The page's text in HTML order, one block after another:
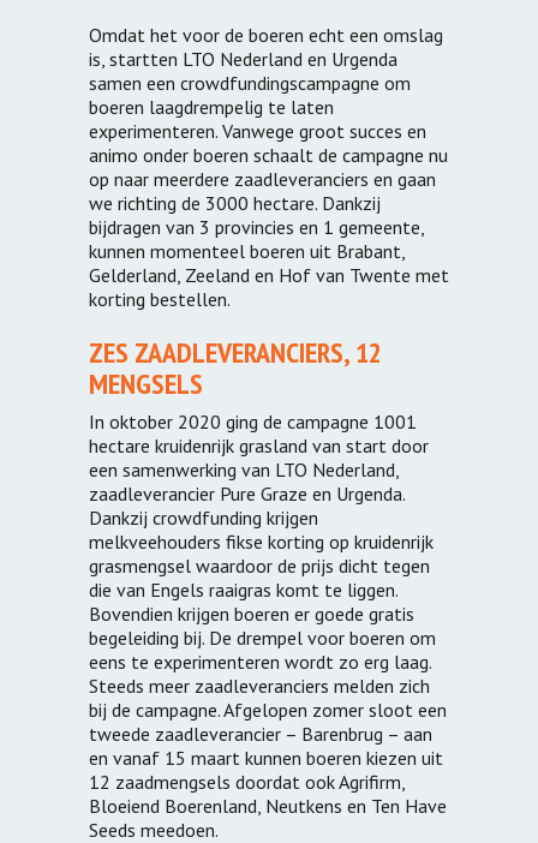
Omdat het voor de boeren echt een omslag
is, startten LTO Nederland en Urgenda
samen een crowdfundingscampagne om
boeren laagdrempelig te laten
experimenteren. Vanwege groot succes en
animo onder boeren schaalt de campagne nu
op naar meerdere zaadleveranciers en gaan
we richting de 3000 hectare. Dankzij
bijdragen van 3 provincies en 1 gemeente,
kunnen momenteel boeren uit Brabant,
Gelderland, Zeeland en Hof van Twente met
korting bestellen.
ZES ZAADLEVERANCIERS, 12
MENGSELS
In oktober 2020 ging de campagne 1001
hectare kruidenrijk grasland van start door
een samenwerking van LTO Nederland,
zaadleverancier Pure Graze en Urgenda.
Dankzij crowdfunding krijgen
melkveehouders fikse korting op kruidenrijk
grasmengsel waardoor de prijs dicht tegen
die van Engels raaigras komt te liggen.
Bovendien krijgen boeren er goede gratis
begeleiding bij. De drempel voor boeren om
eens te experimenteren wordt zo erg laag.
Steeds meer zaadleveranciers melden zich
bij de campagne. Afgelopen zomer sloot een
tweede zaadleverancier – Barenbrug – aan
en vanaf 15 maart kunnen boeren kiezen uit
12 zaadmengsels doordat ook Agrifirm,
Bloeiend Boerenland, Neutkens en Ten Have
Seeds meedoen.